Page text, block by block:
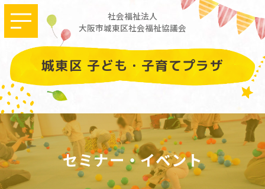
社会福祉法人
大阪市城東区社会福祉協議会
城東区 子ども・子育てプラザ
セミナー・イベント